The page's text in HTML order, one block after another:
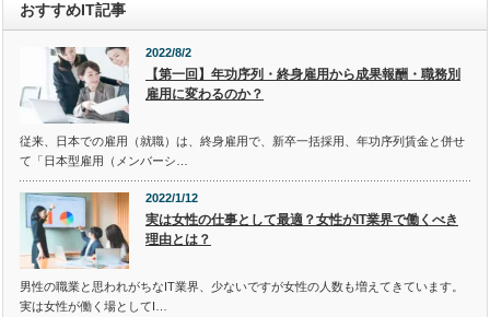
おすすめIT記事
2022/8/2
【第一回】年功序列・終身雇用から成果報酬・職務別
雇用に変わるのか？
従来、日本での雇用（就職）は、終身雇用で、新卒一括採用、年功序列賃金と併せ
て「日本型雇用（メンバーシ…
2022/1/12
実は女性の仕事として最適？女性がIT業界で働くべき
理由とは？
男性の職業と思われがちなIT業界、少ないですが女性の人数も増えてきています。
実は女性が働く場としてI…